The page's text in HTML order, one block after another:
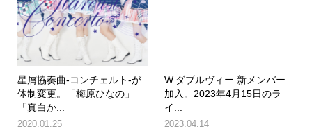
星屑協奏曲-コンチェルト-が
体制変更。「梅原ひなの」
「真白か...
2020.01.25
W.ダブルヴィー 新メンバー
加入。2023年4月15日のラ
イ...
2023.04.14